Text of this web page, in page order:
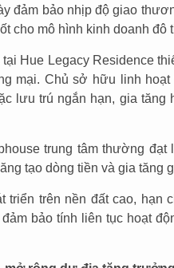
đảm bảo nhịp độ giao
cho mô hình kinh doanh đô
Hue Legacy Residence
mại. Chủ sở hữu linh
lưu trú ngắn hạn, gia
trung tâm thường
tạo dòng tiền và gia tăng
triển trên nền đất cao, hạn
bảo tính liên tục hoạt